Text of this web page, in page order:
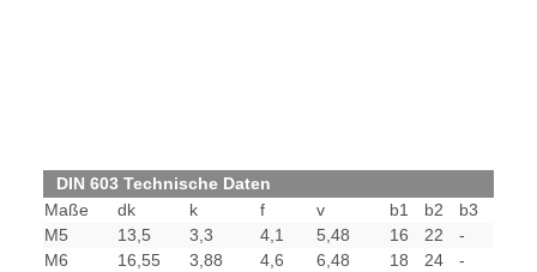
DIN 603 Technische Daten
Maße
dk k f v b1 b2
b3
M5
13,5 3,3 4,1 5,48 16 22
-
M6
16,55 3,88 4,6 6,48 18 24
-